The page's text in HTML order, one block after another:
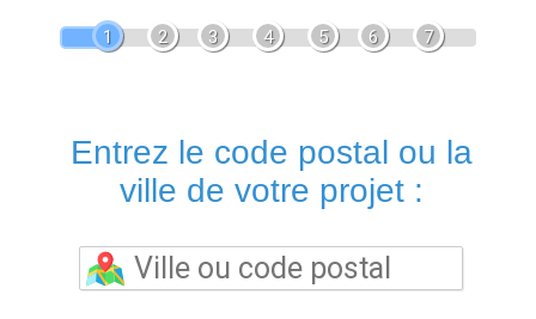
1 2 3 4 5 6 7
Entrez le code postal ou la
ville de votre projet :